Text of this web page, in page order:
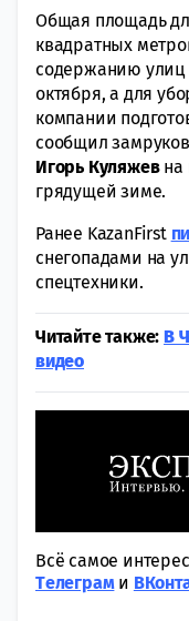
Общая площадь
квадратных
содержанию улиц
октября, а для
компании
сообщил
Игорь Куляжевна
грядущей зиме.
Ранее KazanFirst
снегопадами на
спецтехники.
Читайте также: В
видео
Всё самое
Tелеграми